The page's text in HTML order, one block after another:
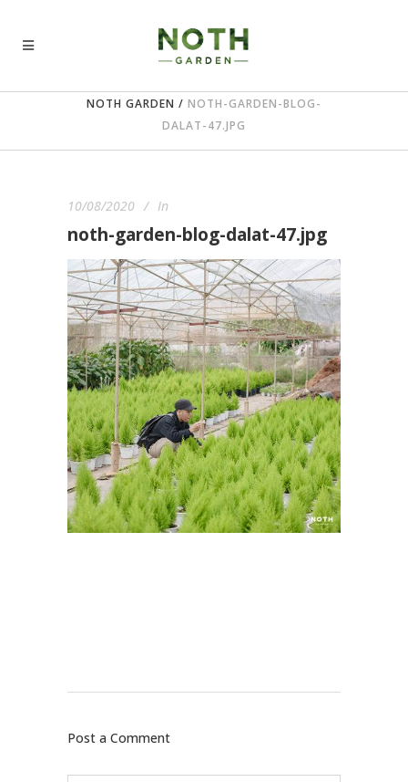
NOTH GARDEN / NOTH-GARDEN-BLOG-
DALAT-47.JPG
10/08/2020 In
noth-garden-blog-dalat-47.jpg
Post a Comment